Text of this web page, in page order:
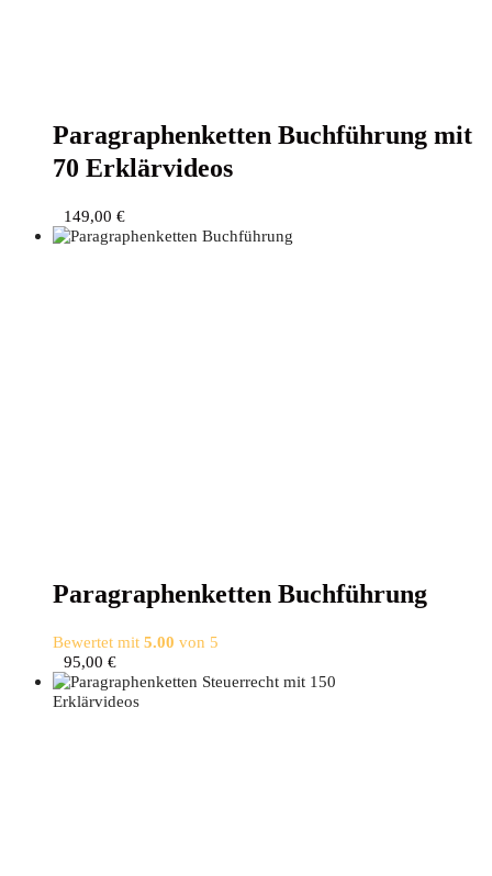
Para­gra­phen­ket­ten Buch­füh­rung mit
70 Erklärvideos
149,00 €
Para­gra­phen­ket­ten Buchführung
Bewertet mit 5.00 von 5
95,00 €